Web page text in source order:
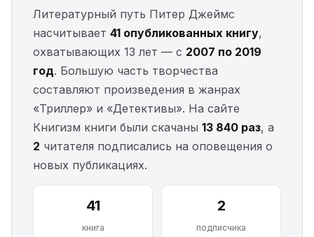
Литературный путь Питер Джеймс
насчитывает 41 опубликованных книгу,
охватывающих 13 лет — с 2007 по 2019
год. Большую часть творчества
составляют произведения в жанрах
«Триллер» и «Детективы». На сайте
Книгизм книги были скачаны 13 840 раз, а
2 читателя подписались на оповещения о
новых публикациях.
41
книга
2
подписчика